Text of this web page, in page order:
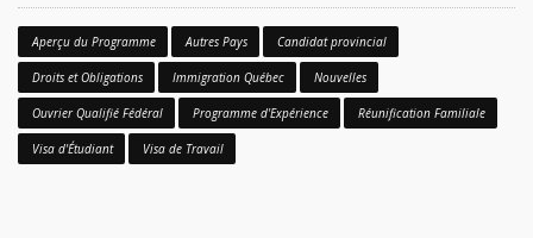
Aperçu du Programme Autres Pays Candidat provincial
Droits et Obligations Immigration Québec Nouvelles
Ouvrier Qualifié Fédéral Programme d'Expérience Réunification Familiale
Visa d'Étudiant Visa de Travail